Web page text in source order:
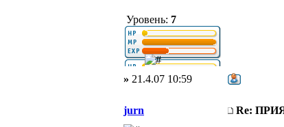
Уровень: 7
» 21.4.07 10:59
jurn Re: